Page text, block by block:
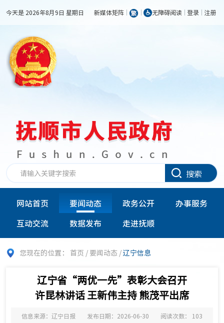
今天是 2026年8月9日 星期日 新媒体矩阵 无障碍阅读 登录 注册
搜索
网站首页 要闻动态 政务公开
办事服务
互动交流
数据发布 走进抚顺
您现在的位置： 首页 / 要闻动态 /辽宁信息
辽宁省“两优一先”表彰大会召开
许昆林讲话 王新伟主持 熊茂平出席
信息来源：辽宁日报 发布日期：2026-06-30 阅读次数： 103